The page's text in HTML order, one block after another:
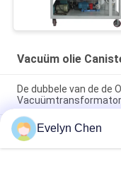
Vacuüm olie
De dubbele van de de
Vuurvast Fosfaat
3000L/H
ABB-de
Evelyn Chen